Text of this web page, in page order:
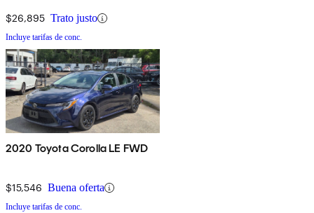
$26,895 Trato justo
Incluye tarifas de conc.
2020 Toyota Corolla LE FWD
$15,546 Buena oferta
Incluye tarifas de conc.